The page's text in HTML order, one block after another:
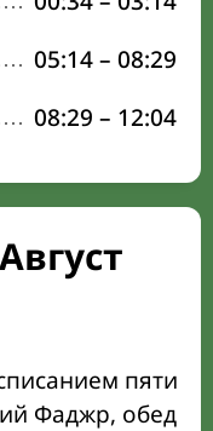
05:14– 08:29
08:29 – 12:04
пяти
Фаджр,